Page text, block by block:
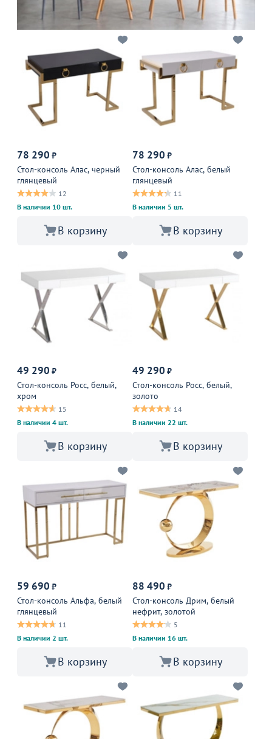
78 290 ₽
Стол-консоль Алас, черный
глянцевый
12
В наличии 10 шт.
В корзину
78 290 ₽
Стол-консоль Алас, белый
глянцевый
11
В наличии 5 шт.
В корзину
49 290 ₽
Стол-консоль Росс, белый,
хром
15
В наличии 4 шт.
В корзину
49 290 ₽
Стол-консоль Росс, белый,
золото
14
В наличии 22 шт.
В корзину
59 690 ₽
Стол-консоль Альфа, белый
глянцевый
11
В наличии 2 шт.
В корзину
88 490 ₽
Стол-консоль Дрим, белый
нефрит, золотой
5
В наличии 16 шт.
В корзину